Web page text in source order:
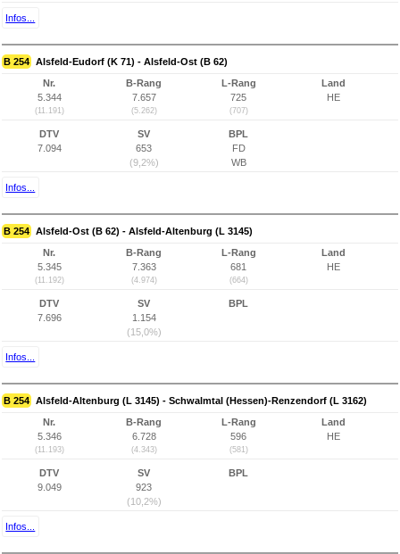
Infos...
B 254 Alsfeld-Eudorf (K 71) - Alsfeld-Ost (B 62)
Nr.
5.344
(11.191)
B-Rang
7.657
(5.262)
L-Rang
725
(707)
Land
HE
DTV
7.094
SV
653
(9,2%)
BPL
FD
WB
Infos...
B 254 Alsfeld-Ost (B 62) - Alsfeld-Altenburg (L 3145)
Nr.
5.345
(11.192)
B-Rang
7.363
(4.974)
L-Rang
681
(664)
Land
HE
DTV
7.696
SV
1.154
(15,0%)
BPL
Infos...
B 254 Alsfeld-Altenburg (L 3145) - Schwalmtal (Hessen)-Renzendorf (L 3162)
Nr.
5.346
(11.193)
B-Rang
6.728
(4.343)
L-Rang
596
(581)
Land
HE
DTV
9.049
SV
923
(10,2%)
BPL
Infos...